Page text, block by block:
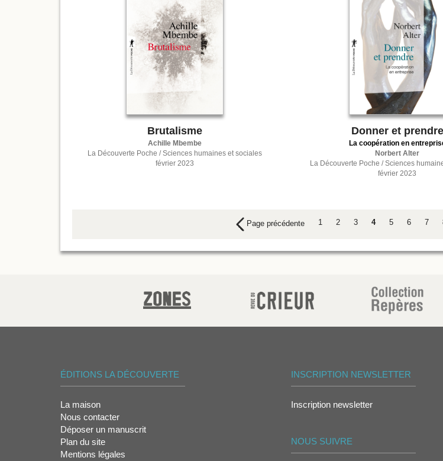
Brutalisme
Achille Mbembe
La Découverte Poche / Sciences humaines et sociales
février 2023
Donner et prendre
La coopération en
Norbert Alter
La Découverte Poche / Sciences
février 2023
Page précédente 1 2 3 4 5 6 7
ÉDITIONS LA DÉCOUVERTE
La maison
Nous contacter
Déposer un manuscrit
Plan du site
Mentions légales
INSCRIPTION NEWSLETTER
Inscription newsletter
NOUS SUIVRE